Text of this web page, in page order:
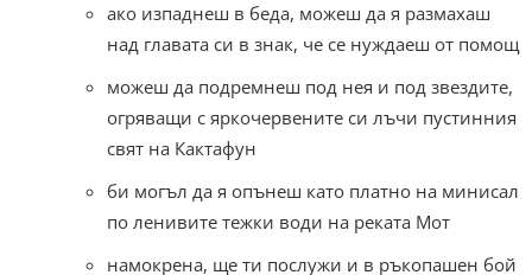
ако изпаднеш в беда, можеш да я размахаш
над главата си в знак, че се нуждаеш от помощ
можеш да подремнеш под нея и под звездите,
огряващи с яркочервените си лъчи пустинния
свят на Кактафун
би могъл да я опънеш като платно на минисал
по ленивите тежки води на реката Мот
намокрена, ще ти послужи и в ръкопашен бой